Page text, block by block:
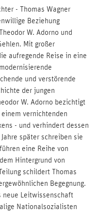
- Thomas Wagner
Beziehung
W. Adorno und
Mit großer
aufregende Reise in eine
und verstörende
der jungen
W. Adorno bezichtigt
vernichtenden
- und verhindert dessen
später schreiben sie
eine Reihe von
Hintergrund von
schildert Thomas
Begegnung.
neue Leitwissenschaft
Nationalsozialisten